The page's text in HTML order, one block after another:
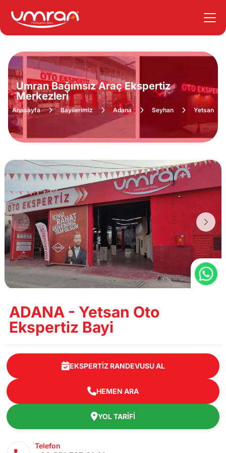
Umran Bağımsız Araç Ekspertiz
Merkezleri
Anasayfa Bayilerimiz Adana Seyhan Yetsan
ADANA - Yetsan Oto
Ekspertiz Bayi
EKSPERTIZ RANDEVUSU AL
HEMEN ARA
YOL TARIFI
Telefon